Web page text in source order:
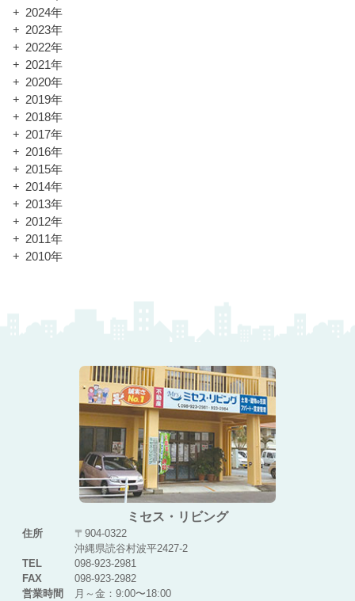
2024年
2023年
2022年
2021年
2020年
2019年
2018年
2017年
2016年
2015年
2014年
2013年
2012年
2011年
2010年
ミセス・リビング
住所
〒904-0322
沖縄県読谷村波平2427-2
TEL
098-923-2981
FAX
098-923-2982
営業時間
月～金：9:00〜18:00